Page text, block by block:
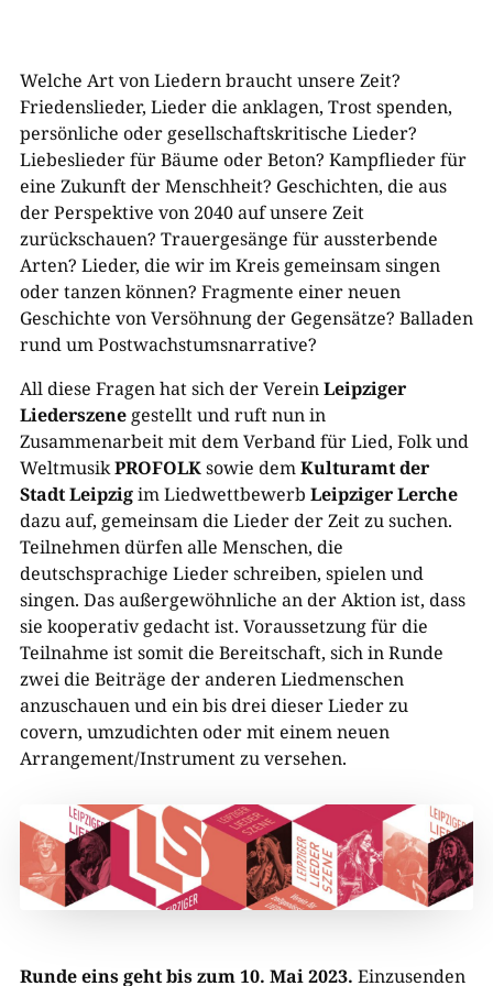
Welche Art von Liedern braucht unsere Zeit?
Friedenslieder, Lieder die anklagen, Trost spenden,
persönliche oder gesellschaftskritische Lieder?
Liebeslieder für Bäume oder Beton? Kampflieder für
eine Zukunft der Menschheit? Geschichten, die aus
der Perspektive von 2040 auf unsere Zeit
zurückschauen? Trauergesänge für aussterbende
Arten? Lieder, die wir im Kreis gemeinsam singen
oder tanzen können? Fragmente einer neuen
Geschichte von Versöhnung der Gegensätze? Balladen
rund um Postwachstumsnarrative?
All diese Fragen hat sich der VereinLeipziger
Liederszenegestellt und ruft nun in
Zusammenarbeit mit dem Verband für Lied, Folk und
WeltmusikPROFOLKsowie demKulturamt der
Stadt Leipzigim Liedwettbewerb Leipziger Lerche
dazu auf, gemeinsam die Lieder der Zeit zu suchen.
Teilnehmen dürfen alle Menschen, die
deutschsprachige Lieder schreiben, spielen und
singen. Das außergewöhnliche an der Aktion ist, dass
sie kooperativ gedacht ist. Voraussetzung für die
Teilnahme ist somit die Bereitschaft, sich in Runde
zwei die Beiträge der anderen Liedmenschen
anzuschauen und ein bis drei dieser Lieder zu
covern, umzudichten oder mit einem neuen
Arrangement/Instrument zu versehen.
Runde eins geht bis zum 10. Mai 2023. Einzusenden